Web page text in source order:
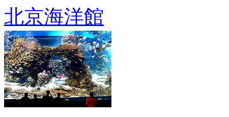
北京海洋館